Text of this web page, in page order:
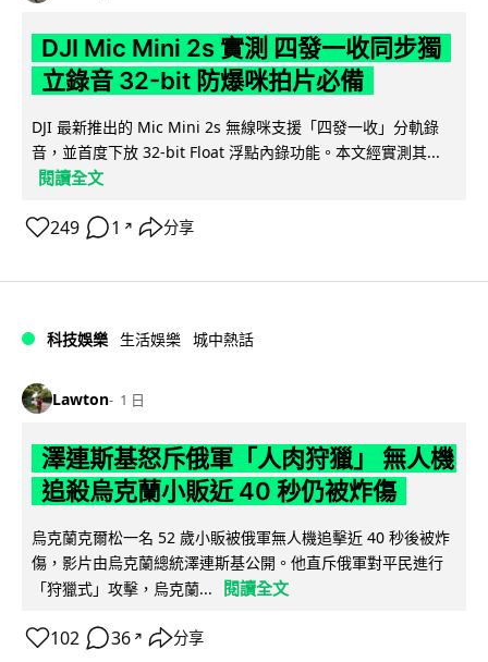
DJI Mic Mini 2s 實測 四發一收同步獨
立錄音 32-bit 防爆咪拍片必備
DJI 最新推出的 Mic Mini 2s 無線咪支援「四發一收」分軌錄
音，並首度下放 32-bit Float 浮點內錄功能。本文經實測其...
閱讀全文
249 1 ↗ 分享
科技娛樂 生活娛樂 城中熱話
Lawton 1 日
澤連斯基怒斥俄軍「人肉狩獵」 無人機
追殺烏克蘭小販近 40 秒仍被炸傷
烏克蘭克爾松一名 52 歲小販被俄軍無人機追擊近 40 秒後被炸
傷，影片由烏克蘭總統澤連斯基公開。他直斥俄軍對平民進行
「狩獵式」攻擊，烏克蘭...
閱讀全文
102 36 ↗ 分享